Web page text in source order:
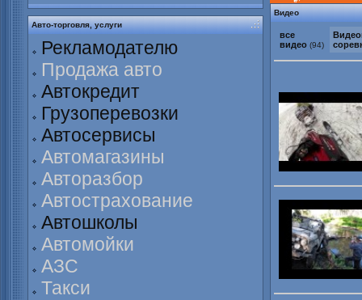
Авто-торговля, услуги
Рекламодателю
Продажа авто
Автокредит
Грузоперевозки
Автосервисы
Автомагазины
Авторазбор
Автострахование
Автошколы
Автомойки
АЗС
Такси
Видео
все
видео (94)